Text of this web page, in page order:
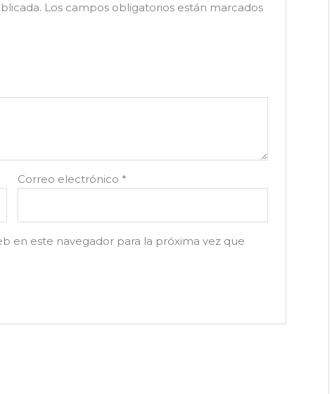
Los campos obligatorios están marcados
Correo electrónico *
en este navegador para la próxima vez que